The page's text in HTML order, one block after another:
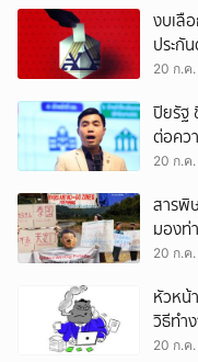
งบเลื
ประกั
สนใจ
20 ก.ค.
ปิยรัฐ
ต่อคว
เศรษฐ
20 ก.ค.
สารพิ
มองท่
ลอยตั
20 ก.ค
หัวหน้
วิธีทำ
20 ก.ค